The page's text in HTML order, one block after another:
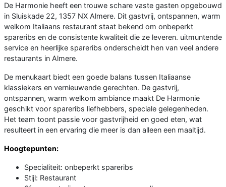
De Harmonie heeft een trouwe schare vaste gasten opgebouwd
in Sluiskade 22, 1357 NX Almere. Dit gastvrij, ontspannen, warm
welkom Italiaans restaurant staat bekend om onbeperkt
spareribs en de consistente kwaliteit die ze leveren. uitmuntende
service en heerlijke spareribs onderscheidt hen van veel andere
restaurants in Almere.
De menukaart biedt een goede balans tussen Italiaanse
klassiekers en vernieuwende gerechten. De gastvrij,
ontspannen, warm welkom ambiance maakt De Harmonie
geschikt voor spareribs liefhebbers, speciale gelegenheden.
Het team toont passie voor gastvrijheid en goed eten, wat
resulteert in een ervaring die meer is dan alleen een maaltijd.
Hoogtepunten:
Specialiteit: onbeperkt spareribs
Stijl: Restaurant